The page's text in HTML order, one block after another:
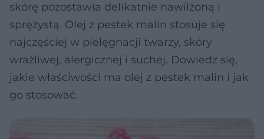
skórę pozostawia delikatnie nawilżoną i
sprężystą. Olej z pestek malin stosuje się
najczęściej w pielęgnacji twarzy, skóry
wrażliwej, alergicznej i suchej. Dowiedz się,
jakie właściwości ma olej z pestek malin i jak
go stosować.